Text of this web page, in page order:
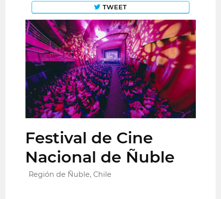
TWEET
Festival de Cine
Nacional de Ñuble
Región de Ñuble, Chile